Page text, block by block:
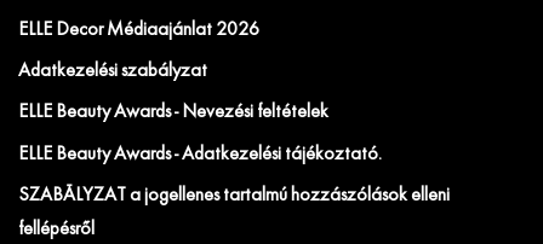
ELLE Decor Médiaajánlat 2026
Adatkezelési szabályzat
ELLE Beauty Awards - Nevezési feltételek
ELLE Beauty Awards - Adatkezelési tájékoztató.
SZABÁLYZAT a jogellenes tartalmú hozzászólások elleni
fellépésről